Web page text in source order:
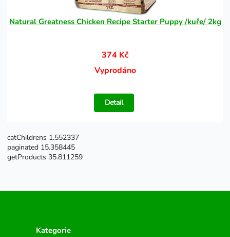
Natural Greatness Chicken Recipe Starter Puppy /kuře/ 2kg
374 Kč
Vyprodáno
Detail
catChildrens 1.552337
paginated 15.358445
getProducts 35.811259
Kategorie